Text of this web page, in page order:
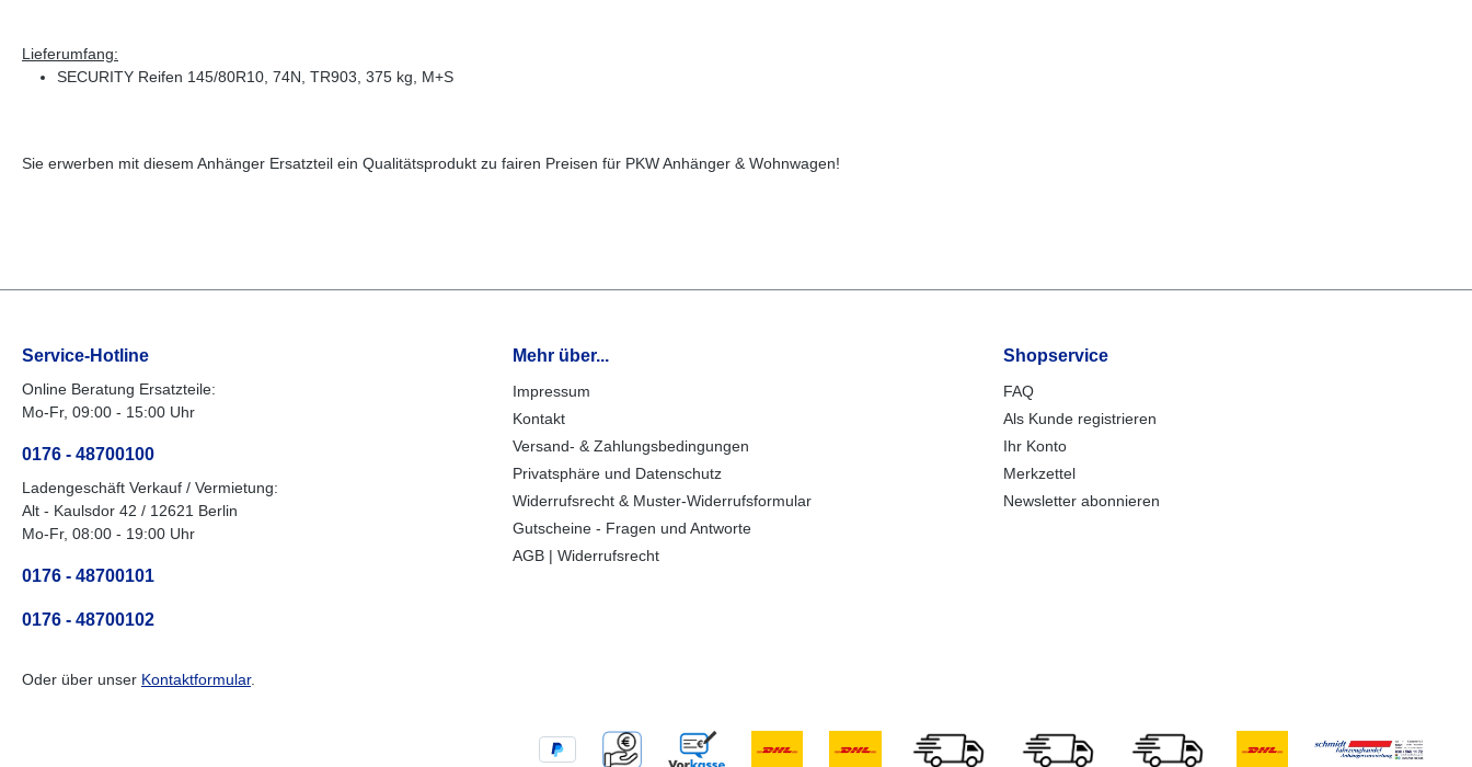
Lieferumfang:
SECURITY Reifen 145/80R10, 74N, TR903, 375 kg, M+S
Sie erwerben mit diesem Anhänger Ersatzteil ein Qualitätsprodukt zu fairen Preisen für PKW Anhänger & Wohnwagen!
Service-Hotline
Online Beratung Ersatzteile:
Mo-Fr, 09:00 - 15:00 Uhr
0176 - 48700100
Ladengeschäft Verkauf / Vermietung:
Alt - Kaulsdor 42 / 12621 Berlin
Mo-Fr, 08:00 - 19:00 Uhr
0176 - 48700101
0176 - 48700102
Oder über unser Kontaktformular.
Mehr über...
Impressum
Kontakt
Versand- & Zahlungsbedingungen
Privatsphäre und Datenschutz
Widerrufsrecht & Muster-Widerrufsformular
Gutscheine - Fragen und Antworte
AGB | Widerrufsrecht
Shopservice
FAQ
Als Kunde registrieren
Ihr Konto
Merkzettel
Newsletter abonnieren